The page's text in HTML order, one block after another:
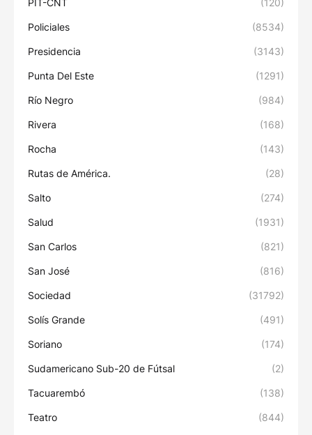
PIT-CNT (120)
Policiales (8534)
Presidencia (3143)
Punta Del Este (1291)
Río Negro (984)
Rivera (168)
Rocha (143)
Rutas de América. (28)
Salto (274)
Salud (1931)
San Carlos (821)
San José (816)
Sociedad (31792)
Solís Grande (491)
Soriano (174)
Sudamericano Sub-20 de Fútsal (2)
Tacuarembó (138)
Teatro (844)